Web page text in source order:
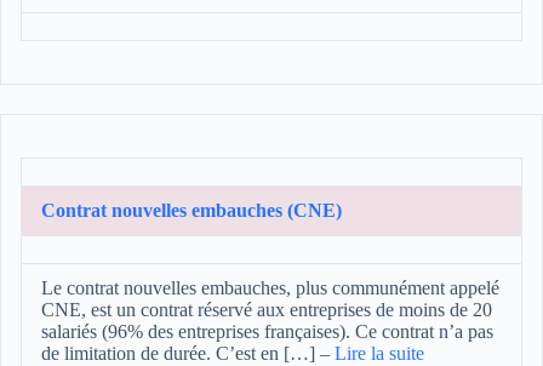
Contrat nouvelles embauches (CNE)
Le contrat nouvelles embauches, plus communément appelé
CNE, est un contrat réservé aux entreprises de moins de 20
salariés (96% des entreprises françaises). Ce contrat n’a pas
de limitation de durée. C’est en […] – Lire la suite